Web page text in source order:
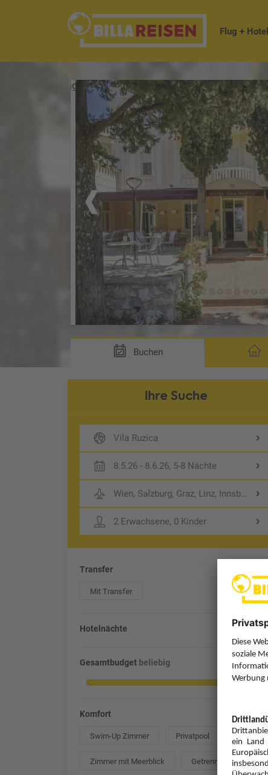
Flug + Hotel
Buchen
Ihre Suche
Vila Ruzica
8.5.26 - 8.6.26, 5-8 Nächte
Wien, Salzburg, Graz, Linz, Innsbruck
2 Erwachsene, 0 Kinder
Transfer
Mit Transfer
Hotelnächte
Gesamtbudget beliebig
Komfort
Swim-Up Zimmer Privatpool
Zimmer mit Meerblick Getrennte Betten